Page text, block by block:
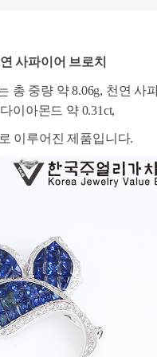
사파이어 브로치
총 중량 약 8.06g, 천연 사
이아몬드 약 0.31ct,
이루어진 제품입니다.